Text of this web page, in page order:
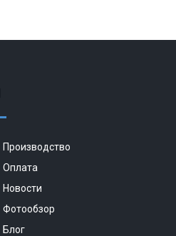
Производство
Оплата
Новости
Фотообзор
Блог